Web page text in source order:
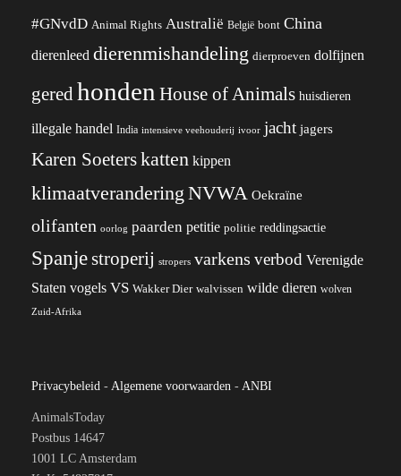
#GNvdD Animal Rights Australië België bont China
dierenleed dierenmishandeling dierproeven dolfijnen
geredhonden House of Animals huisdieren
illegale handel India intensieve veehouderij ivoor jacht jagers
Karen Soeterskatten kippen
klimaatverandering NVWA Oekraïne
olifanten oorlog paarden petitie politie reddingsactie
Spanjestroperij stropers varkens verbod Verenigde
Staten vogels VS Wakker Dier walvissen wilde dieren wolven
Zuid-Afrika
Privacybeleid - Algemene voorwaarden - ANBI
AnimalsToday
Postbus 14647
1001 LC Amsterdam